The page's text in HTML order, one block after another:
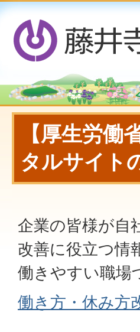
【厚生労働
タルサイト
企業の皆様が自
改善に役立つ情
働きやすい職場
働き方・休み方